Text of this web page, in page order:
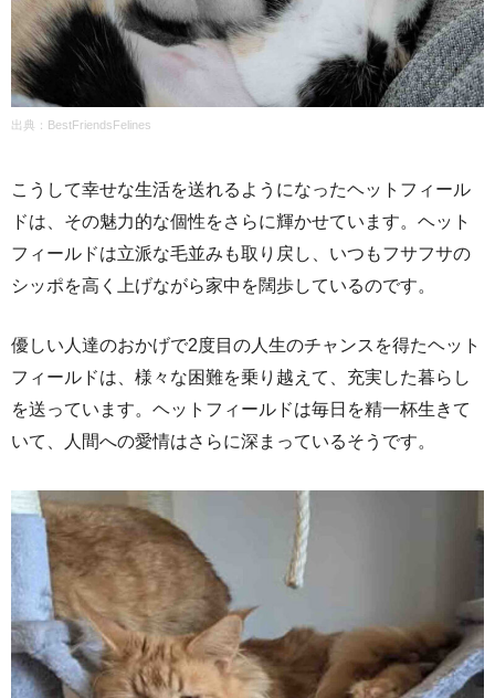
出典：BestFriendsFelines
こうして幸せな生活を送れるようになったヘットフィール
ドは、その魅力的な個性をさらに輝かせています。ヘット
フィールドは立派な毛並みも取り戻し、いつもフサフサの
シッポを高く上げながら家中を闊歩しているのです。
優しい人達のおかげで2度目の人生のチャンスを得たヘット
フィールドは、様々な困難を乗り越えて、充実した暮らし
を送っています。ヘットフィールドは毎日を精一杯生きて
いて、人間への愛情はさらに深まっているそうです。